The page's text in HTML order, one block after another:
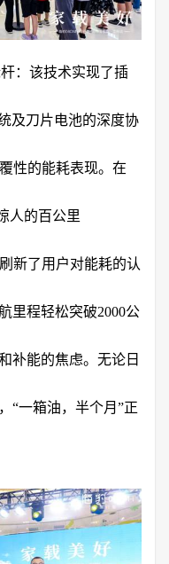
：该技术实现了插
及刀片电池的深度协
性的能耗表现。在
人的百公里
新了用户对能耗的认
里程轻松突破2000公
补能的焦虑。无论日
“一箱油，半个月”正